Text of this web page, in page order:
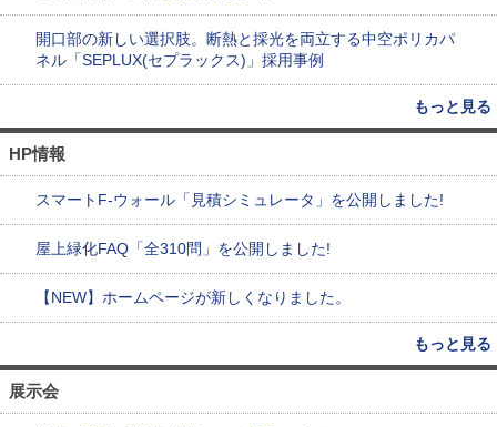
開口部の新しい選択肢。断熱と採光を両立する中空ポリカパ
ネル「SEPLUX(セプラックス)」採用事例
もっと見る
HP情報
スマートF-ウォール「見積シミュレータ」を公開しました!
屋上緑化FAQ「全310問」を公開しました!
【NEW】ホームページが新しくなりました。
もっと見る
展示会